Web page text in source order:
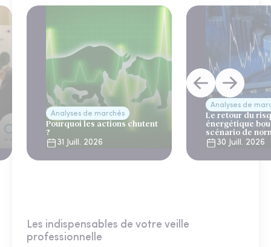
Analyses de marchés
Pourquoi les actions chutent
?
31 Juill. 2026
Analyses de
Le retour du
énergétique
scénario de
30 Juill. 2026
Les indispensables de votre veille
professionnelle